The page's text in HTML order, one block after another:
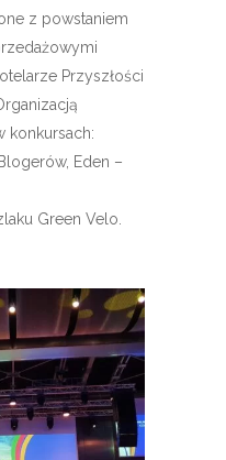
z powstaniem
Przyszłości
konkursach:
Eden –
Green Velo.